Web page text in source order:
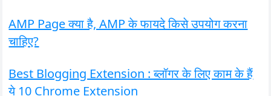
AMP Page क्या है, AMP के फायदे किसे उपयोग करना
चाहिए?
Best Blogging Extension : ब्लॉगर के लिए काम के हैं
ये 10 Chrome Extension